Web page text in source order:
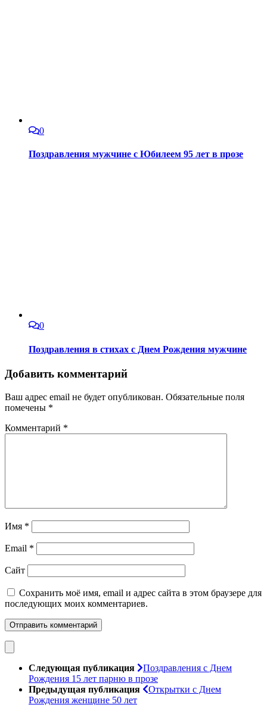
0
Поздравления мужчине с Юбилеем 95 лет в прозе
0
Поздравления в стихах с Днем Рождения мужчине
Добавить комментарий
Ваш адрес email не будет опубликован. Обязательные поля
помечены *
Комментарий *
Имя *
Email *
Сайт
Сохранить моё имя, email и адрес сайта в этом браузере для
последующих моих комментариев.
Следующая публикация
Поздравления с Днем
Рождения 15 лет парню в прозе
Предыдущая публикация
Открытки с Днем
Рождения женщине 50 лет